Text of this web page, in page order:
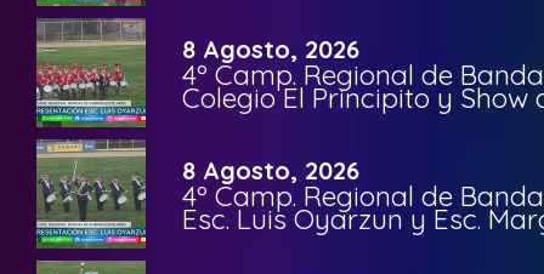
8 Agosto, 2026
4º Camp. Regional de
Colegio El Principito y Show
8 Agosto, 2026
4º Camp. Regional de
Esc. Luis Oyarzun y Esc.